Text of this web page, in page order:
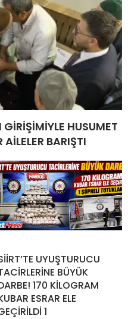
HUSUMET
BARIŞTI
UYUŞTURUCU
BÜYÜK
170 KİLOGRAM
ESRAR ELE
1